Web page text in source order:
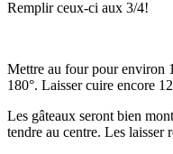
Remplir ceux-ci aux 3/4!
Mettre au four pour environ
180°. Laisser cuire encore
Les gâteaux seront bien
tendre au centre. Les laisser